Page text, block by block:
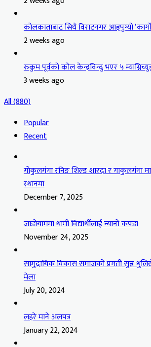
कोलकाताबाट सिधै विराटनगर आइपुग्यो
2 weeks ago
रुकुम पूर्वको कोल केन्द्रविन्दु भएर ५
3 weeks ago
All (880)
Popular
Recent
गोकुलगंगा रनिङ शिल्ड शारदा र गाकुलगंगा
स्थानमा
December 7, 2025
जाडोयाममा थामी विद्यार्थीलाई न्यानो कपडा
November 24, 2025
सामुदायिक विकास समाजको प्रगती सुन्न
मेला
July 20, 2024
लहरे माने अलपत्र
January 22, 2024